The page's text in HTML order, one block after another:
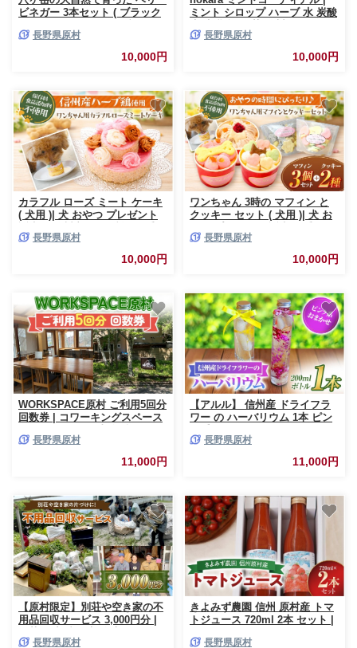
ビネガー 3本セット ( ブラック
リー )| りんご酢 ビネガー ベリ
ー 安心 体に優しい さわやか 信
州 八ヶ岳 長野県 諏訪郡 原村
長野県原村
10,000円
ミント シロップ ハーブ 水 炭酸
ヶ岳 長野県 諏訪郡 原村
長野県原村
10,000円
カラフル ローズ ミート ケーキ
( 犬用 )| 犬 おやつ プレゼント
り 保存料不使用 冷凍 信州 八ヶ
長野県原村
10,000円
ワンちゃん 3時の マフィン と
クッキー セット ( 犬用 )| 犬 お
保存料不使用 冷凍 信州 八ヶ岳
長野県原村
10,000円
WORKSPACE原村 ご利用5回分
回数券 | コワーキングスペース
ィングルーム オンラインミーテ
ィング 八ヶ岳 長野県 諏訪郡 原
長野県原村
11,000円
【アルル】 信州産 ドライフラ
ワー の ハーバリウム 1本 ピン
ハーバリウム ピンク 花 信州 八
ヶ岳 長野県 諏訪郡 原村
長野県原村
11,000円
【原村限定】別荘や空き家の不
用品回収サービス 3,000円分 |
収 片づけ 処分 整理 サービス
長野県原村
きよみず農園 信州 原村産 トマ
トジュース 720ml 2本 セット |
ジュース 野菜ジュース 新鮮 信
長野県原村